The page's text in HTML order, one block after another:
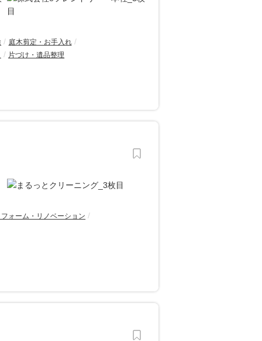
庭木剪定・お手入れ
片づけ・遺品整理
ォーム・リノベーション